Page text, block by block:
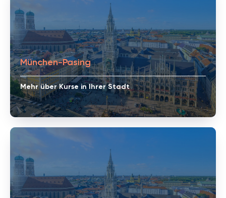
München-Pasing
Mehr über Kurse in Ihrer Stadt